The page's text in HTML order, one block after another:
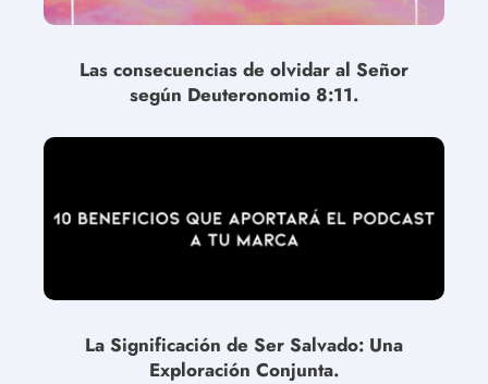
Las consecuencias de olvidar al Señor
según Deuteronomio 8:11.
La Significación de Ser Salvado: Una
Exploración Conjunta.